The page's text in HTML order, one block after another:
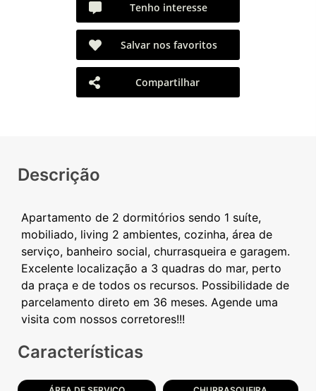
Tenho interesse
Salvar nos favoritos
Compartilhar
Descrição
Apartamento de 2 dormitórios sendo 1 suíte,
mobiliado, living 2 ambientes, cozinha, área de
serviço, banheiro social, churrasqueira e garagem.
Excelente localização a 3 quadras do mar, perto
da praça e de todos os recursos. Possibilidade de
parcelamento direto em 36 meses. Agende uma
Características